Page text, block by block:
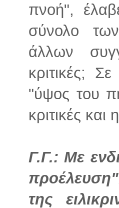
πνοή",
σύνολο
άλλων
κριτικές;
"ύψος του
κριτικές
Γ.Γ.: Με
της